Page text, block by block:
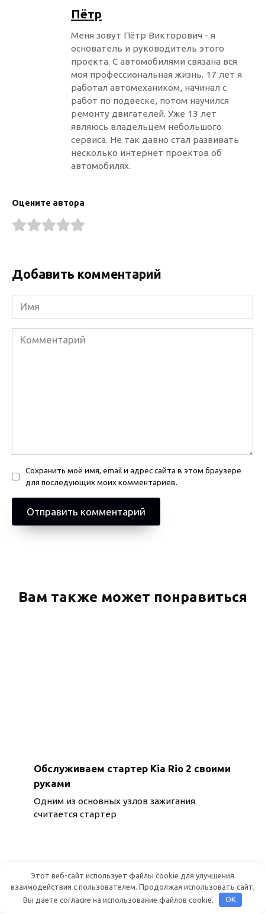
Пётр
Меня зовут Пётр Викторович - я
основатель и руководитель этого
проекта. С автомобилями связана вся
моя профессиональная жизнь. 17 лет я
работал автомехаником, начинал с
работ по подвеске, потом научился
ремонту двигателей. Уже 13 лет
являюсь владельцем небольшого
сервиса. Не так давно стал развивать
несколько интернет проектов об
автомобилях.
Оцените автора
Добавить комментарий
Имя
Комментарий
Сохранить моё имя, email и адрес сайта в этом браузере
для последующих моих комментариев.
Вам также может понравиться
Обслуживаем стартер Kia Rio 2 своими
руками
Одним из основных узлов зажигания
считается стартер
Этот веб-сайт использует файлы cookie для улучшения
взаимодействия с пользователем. Продолжая использовать сайт,
Вы даете согласие на использование файлов cookie.
OK